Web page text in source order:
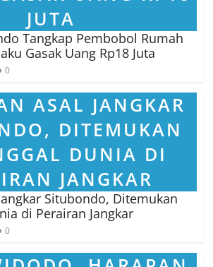
Tangkap Pembobol Rumah
Gasak Uang Rp18 Juta
0
Situbondo, Ditemukan
di Perairan Jangkar
0